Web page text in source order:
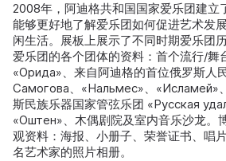
2008年，阿迪格共和国国家爱乐团建立
能够更好地了解爱乐团如何促进艺术发
闲生活。展板上展示了不同时期爱乐团
爱乐团的各个团体的资料：首个流行/舞
«Орида»、来自阿迪格的首位俄罗斯人
Самогова、«Нальмес»、«Исламей»
斯民族乐器国家管弦乐团 «Русская
«Оштен»、木偶剧院及室内音乐沙龙。
观资料：海报、小册子、荣誉证书、唱
名艺术家的照片相册。